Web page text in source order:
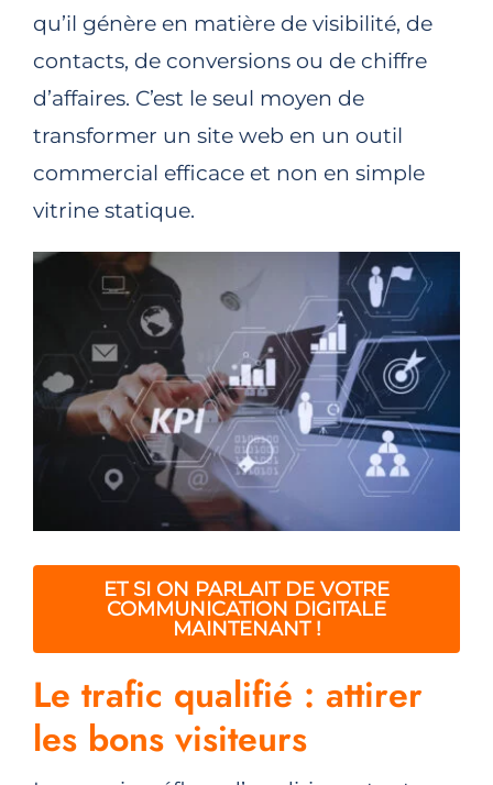
qu’il génère en matière de visibilité, de
contacts, de conversions ou de chiffre
d’affaires. C’est le seul moyen de
transformer un site web en un outil
commercial efficace et non en simple
vitrine statique.
ET SI ON PARLAIT DE VOTRE
COMMUNICATION DIGITALE
MAINTENANT !
Le trafic qualifié : attirer
les bons visiteurs